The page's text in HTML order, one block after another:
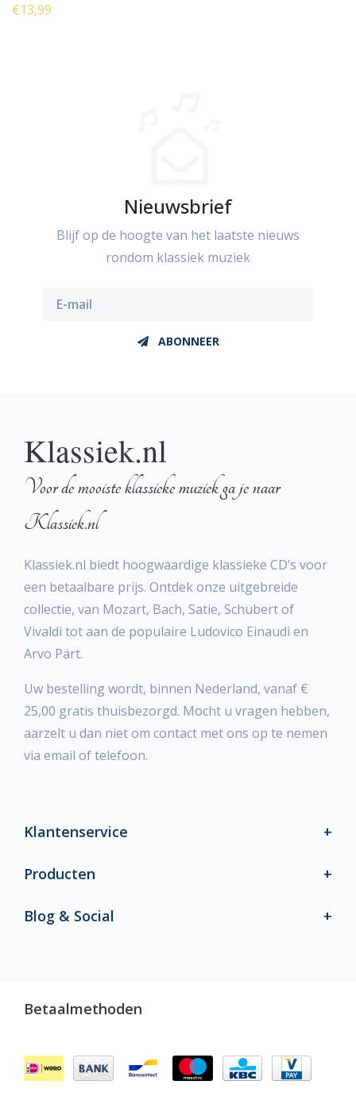
€13,99
Nieuwsbrief
Blijf op de hoogte van het laatste nieuws
rondom klassiek muziek
ABONNEER
Klassiek.nl
Voor de mooiste klassieke muziek ga je naar
Klassiek.nl
Klassiek.nl biedt hoogwaardige klassieke CD’s voor
een betaalbare prijs. Ontdek onze uitgebreide
collectie, van Mozart, Bach, Satie, Schubert of
Vivaldi tot aan de populaire Ludovico Einaudi en
Arvo Pärt.
Uw bestelling wordt, binnen Nederland, vanaf €
25,00 gratis thuisbezorgd. Mocht u vragen hebben,
aarzelt u dan niet om contact met ons op te nemen
via email of telefoon.
Klantenservice
Producten
Blog & Social
Betaalmethoden